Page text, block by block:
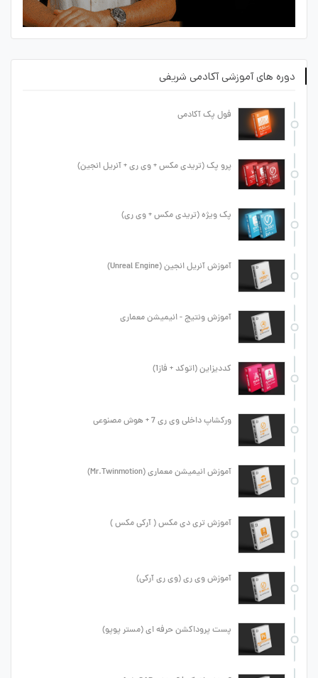
دوره های آموزشی آکادمی شریفی
فول پک آکادمی
پرو پک (تریدی مکس + وی ری + آنریل انجین)
پک ویژه (تریدی مکس + وی ری)
آموزش آنریل انجین (Unreal Engine)
آموزش ونتیج - انیمیشن معماری
کددیزاین (اتوکد + فاز1)
ورکشاپ داخلی وی ری 7 + هوش مصنوعی
آموزش انیمیشن معماری (Mr.Twinmotion)
آموزش تری دی مکس ( آرکی مکس )
آموزش وی ری (وی ری آرکی)
پست پروداکشن حرفه ای (مستر پوپو)